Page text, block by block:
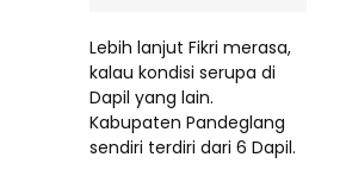
Lebih lanjut Fikri merasa,
kalau kondisi serupa di
Dapil yang lain.
Kabupaten Pandeglang
sendiri terdiri dari 6 Dapil.